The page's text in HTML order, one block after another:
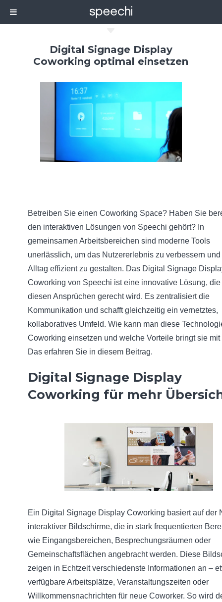
Digital Signage Display
Coworking optimal einsetzen
Betreiben Sie einen Coworking Space? Haben Sie
den interaktiven Lösungen von Speechi gehört? In
gemeinsamen Arbeitsbereichen sind moderne Tools
unerlässlich, um das Nutzererlebnis zu verbessern
Alltag effizient zu gestalten. Das Digital Signage
Coworking von Speechi ist eine innovative Lösung,
diesen Ansprüchen gerecht wird. Es zentralisiert die
Kommunikation und schafft gleichzeitig ein vernetztes,
kollaboratives Umfeld. Wie kann man diese
Coworking einsetzen und welche Vorteile bringt sie mit
Das erfahren Sie in diesem Beitrag.
Digital Signage Display
Coworking für mehr
Ein Digital Signage Display Coworking basiert auf der
interaktiver Bildschirme, die in stark frequentierten
wie Eingangsbereichen, Besprechungsräumen oder
Gemeinschaftsflächen angebracht werden. Diese
zeigen in Echtzeit verschiedenste Informationen an –
verfügbare Arbeitsplätze, Veranstaltungszeiten oder
Willkommensnachrichten für neue Coworker. So wird